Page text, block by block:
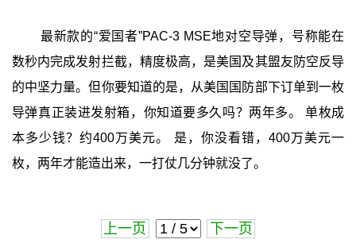
最新款的“爱国者”PAC-3 MSE地对空导弹，号称能在
数秒内完成发射拦截，精度极高，是美国及其盟友防空反导
的中坚力量。但你要知道的是，从美国国防部下订单到一枚
导弹真正装进发射箱，你知道要多久吗？两年多。 单枚成
本多少钱？约400万美元。 是，你没看错，400万美元一
枚，两年才能造出来，一打仗几分钟就没了。
上一页 下一页